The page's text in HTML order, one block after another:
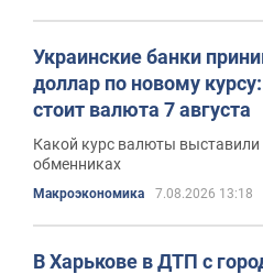
Украинские банки
доллар по новому
стоит валюта 7 августа
Какой курс валюты выставили
обменниках
Mакроэкономика 7.08.2026 13:18
В Харькове в ДТП с